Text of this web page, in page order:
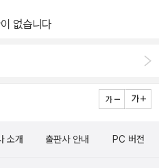
없습니다
소개 출판사 안내 PC 버전